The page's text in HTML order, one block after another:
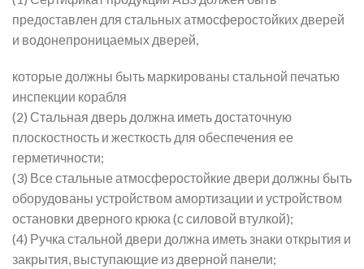
предоставлен для стальных атмосферостойких дверей
и водонепроницаемых дверей,
которые должны быть маркированы стальной печатью
инспекции корабля
(2) Стальная дверь должна иметь достаточную
плоскостность и жесткость для обеспечения ее
герметичности;
(3) Все стальные атмосферостойкие двери должны быть
оборудованы устройством амортизации и устройством
остановки дверного крюка (с силовой втулкой);
(4) Ручка стальной двери должна иметь знаки открытия и
закрытия, выступающие из дверной панели;